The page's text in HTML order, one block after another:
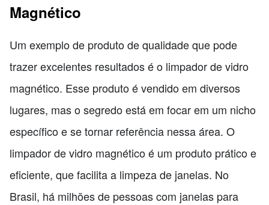
Magnético
Um exemplo de produto de qualidade que pode
trazer excelentes resultados é o limpador de vidro
magnético. Esse produto é vendido em diversos
lugares, mas o segredo está em focar em um nicho
específico e se tornar referência nessa área. O
limpador de vidro magnético é um produto prático e
eficiente, que facilita a limpeza de janelas. No
Brasil, há milhões de pessoas com janelas para